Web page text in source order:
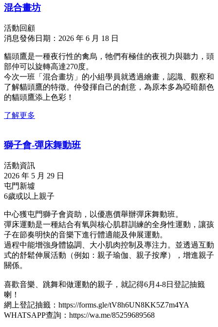
混合畫坊
活動回顧
消息發佈日期：2026 年 6 月 18 日
貓頭鷹是一種夜行性的禽烏，牠們有極佳的夜視力與聽力，頭
部仲可以旋轉高達270度。
今次一班「混合畫坊」的小組學員就透過繪畫，認識、觀察和
了解貓頭鷹的特徵。仲發揮自己的創意，為原本多為啞暗顏色
的貓頭鷹添上色彩！
了解更多
獅子會-彈床舞動班
活動資訊
2026 年 5 月 29 日
屯門新墟
6歲或以上親子
中心獲屯門獅子會資助，以優惠價舉辦彈床舞動班。
彈床運動是一種結合有氧與核心肌群訓練的全身性運動，讓孩
子在節奏明快的音樂下進行體適能及伸展運動。
過程中能增強身體協調、大小肌肉控制及專注力。並透過互動
式的舒鬆伸展活動（例如：親子瑜伽、親子按摩），增進親子
關係。
喜歡音樂、跳舞和做運動的親子，就記得6月4-8日登記抽籤
喇！
網上登記抽籤：https://forms.gle/tV8h6UN8KK5Z7m4YA
WHATSAPP查詢：https://wa.me/85259689568